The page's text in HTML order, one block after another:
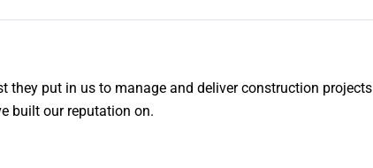
they put in us to manage and deliver construction projects
built our reputation on.